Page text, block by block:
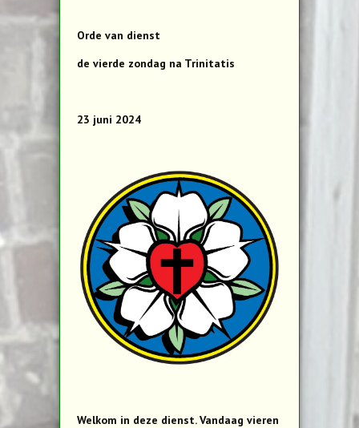
Orde van dienst
de vierde zondag na Trinitatis
23 juni 2024
Welkom in deze dienst. Vandaag vieren